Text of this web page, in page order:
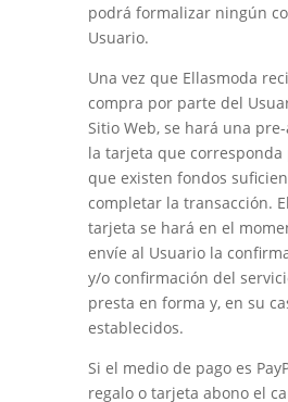
podrá formalizar ningún
Usuario.
Una vez que Ellasmoda
compra por parte del
Sitio Web, se hará una
la tarjeta que corresponda
que existen fondos
completar la transacción.
tarjeta se hará en el
envíe al Usuario la
y/o confirmación del
presta en forma y, en su
establecidos.
Si el medio de pago es
regalo o tarjeta abonoel